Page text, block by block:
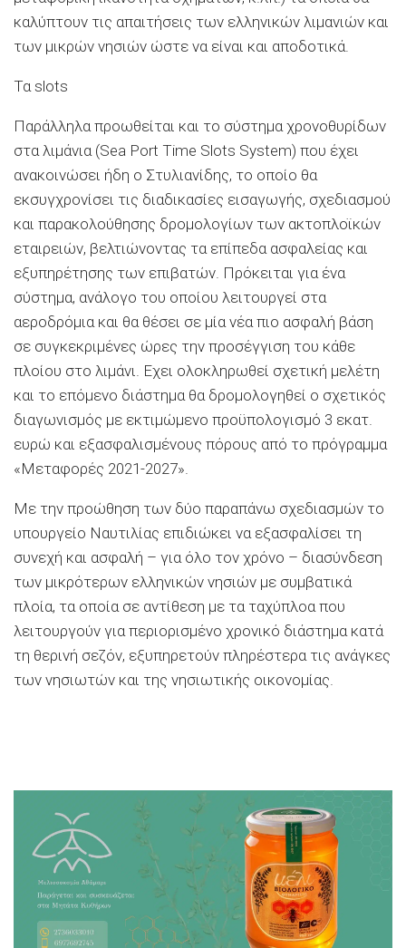
καλύπτουν τις απαιτήσεις των ελληνικών λιμανιών και
των μικρών νησιών ώστε να είναι και αποδοτικά.
Τα slots
Παράλληλα προωθείται και το σύστημα χρονοθυρίδων
στα λιμάνια (Sea Port Time Slots System) που έχει
ανακοινώσει ήδη ο Στυλιανίδης, το οποίο θα
εκσυγχρονίσει τις διαδικασίες εισαγωγής, σχεδιασμού
και παρακολούθησης δρομολογίων των ακτοπλοϊκών
εταιρειών, βελτιώνοντας τα επίπεδα ασφαλείας και
εξυπηρέτησης των επιβατών. Πρόκειται για ένα
σύστημα, ανάλογο του οποίου λειτουργεί στα
αεροδρόμια και θα θέσει σε μία νέα πιο ασφαλή βάση
σε συγκεκριμένες ώρες την προσέγγιση του κάθε
πλοίου στο λιμάνι. Εχει ολοκληρωθεί σχετική μελέτη
και το επόμενο διάστημα θα δρομολογηθεί ο σχετικός
διαγωνισμός με εκτιμώμενο προϋπολογισμό 3 εκατ.
ευρώ και εξασφαλισμένους πόρους από το πρόγραμμα
«Μεταφορές 2021-2027».
Με την προώθηση των δύο παραπάνω σχεδιασμών το
υπουργείο Ναυτιλίας επιδιώκει να εξασφαλίσει τη
συνεχή και ασφαλή – για όλο τον χρόνο – διασύνδεση
των μικρότερων ελληνικών νησιών με συμβατικά
πλοία, τα οποία σε αντίθεση με τα ταχύπλοα που
λειτουργούν για περιορισμένο χρονικό διάστημα κατά
τη θερινή σεζόν, εξυπηρετούν πληρέστερα τις ανάγκες
των νησιωτών και της νησιωτικής οικονομίας.